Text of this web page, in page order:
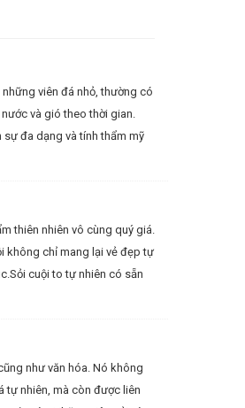
viên đá nhỏ, thường có
và gió theo thời gian.
sự đa dạng và tính thẩm mỹ
thiên nhiên vô cùng quý giá.
không chỉ mang lại vẻ đẹp tự
cuội to tự nhiên có sẵn
như văn hóa. Nó không
tự nhiên, mà còn được liên